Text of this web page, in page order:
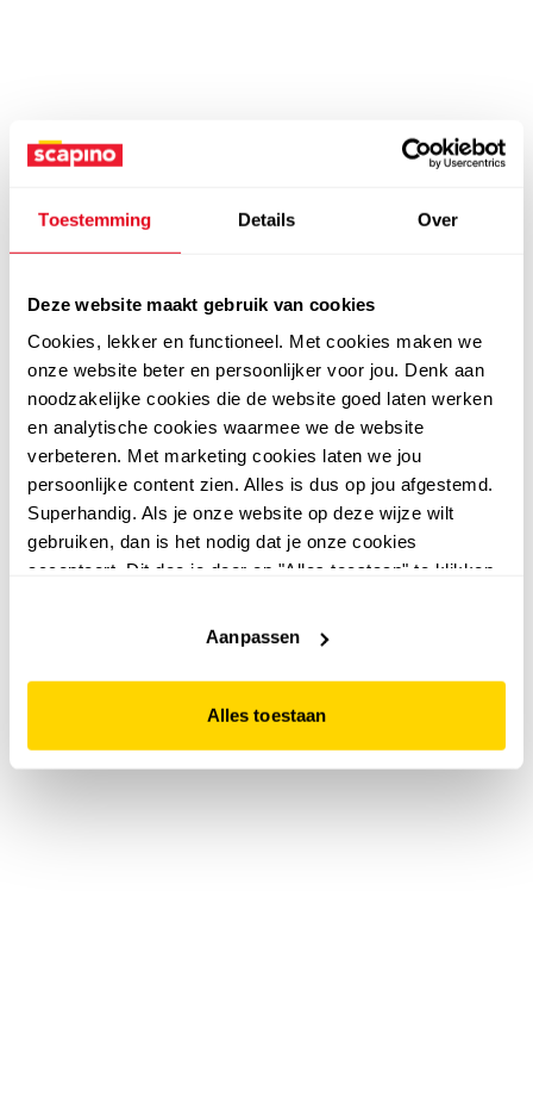
Toestemming Details Over
Deze website maakt gebruik van cookies
Cookies, lekker en functioneel. Met cookies maken we
onze website beter en persoonlijker voor jou. Denk aan
noodzakelijke cookies die de website goed laten werken
en analytische cookies waarmee we de website
verbeteren. Met marketing cookies laten we jou
persoonlijke content zien. Alles is dus op jou afgestemd.
Superhandig. Als je onze website op deze wijze wilt
gebruiken, dan is het nodig dat je onze cookies
accepteert. Dit doe je door op "Alles toestaan" te klikken.
website niet optimaal functioneert.
Aanpassen
Alles toestaan